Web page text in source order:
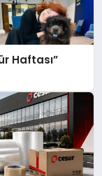
Haftası”